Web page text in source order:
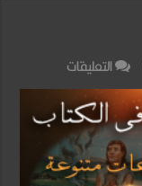
التعليقات
موضوعات
متنوعة
–
قاين